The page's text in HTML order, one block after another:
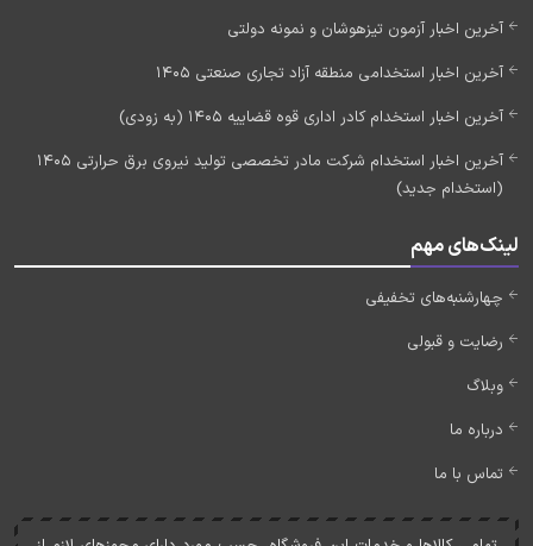
آخرین اخبار آزمون تیزهوشان و نمونه دولتی
آخرین اخبار استخدامی منطقه آزاد تجاری صنعتی 1405
آخرین اخبار استخدام کادر اداری قوه قضاییه 1405 (به زودی)
آخرین اخبار استخدام شرکت مادر تخصصی تولید نیروی برق حرارتی 1405
(استخدام جدید)
لینک‌های مهم
چهارشنبه‌های تخفیفی
رضایت و قبولی
وبلاگ
درباره ما
تماس با ما